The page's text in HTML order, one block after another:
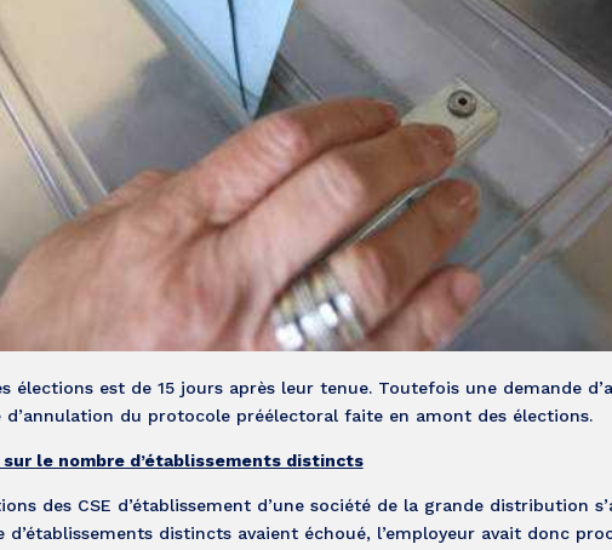
élections est de 15 jours après leur tenue. Toutefois une demande
d’annulation du protocole préélectoral faite en amont des élections.
le nombre d’établissements distincts
des CSE d’établissement d’une société de la grande distribution
distincts avaient échoué, l’employeur avait donc